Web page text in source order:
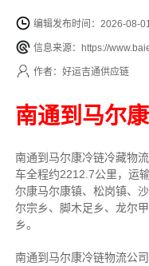
编辑发布时间：2026-08-
信息来源：https://
作者：好运吉通供应链
南通到马尔
南通到马尔康冷链冷藏物
车全程约2212.7公里，运
尔康马尔康镇、松岗镇、
尔宗乡、脚木足乡、龙尔
乡。
南通到马尔康冷链物流公